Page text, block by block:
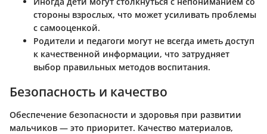
стороны взрослых, что может усиливать проблемы
с самооценкой.
Родители и педагоги могут не всегда иметь доступ
к качественной информации, что затрудняет
выбор правильных методов воспитания.
Безопасность и качество
Обеспечение безопасности и здоровья при развитии
мальчиков — это приоритет. Качество материалов,